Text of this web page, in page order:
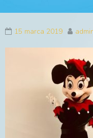
15 marca 2019